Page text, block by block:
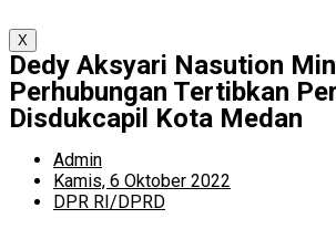
X
Dedy Aksyari Nasution
Perhubungan Tertibkan
Disdukcapil Kota Medan
Admin
Kamis, 6 Oktober 2022
DPR RI/DPRD